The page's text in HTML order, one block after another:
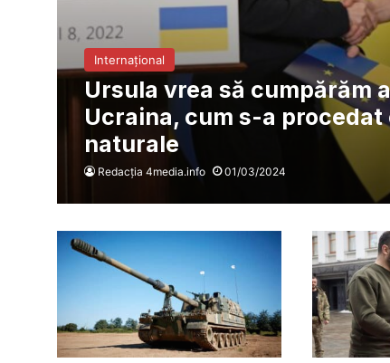
Internațional
Ursula vrea să cumpărăm
Ucraina, cum s-a
naturale
Redacția 4media.info 01/03/2024